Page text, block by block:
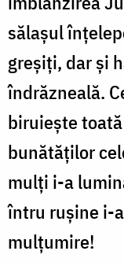
sălașul
greșiți, dar și
îndrăzneală.
biruiește
bunătăților
mulți i-a
întru rușine i-
mulțumire!